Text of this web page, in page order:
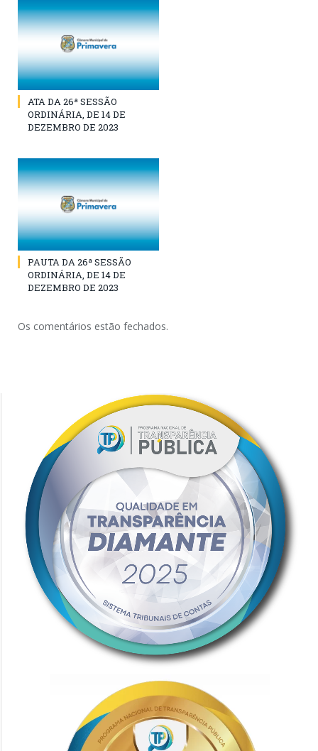
ATA DA 26ª SESSÃO
ORDINÁRIA, DE 14 DE
DEZEMBRO DE 2023
PAUTA DA 26ª SESSÃO
ORDINÁRIA, DE 14 DE
DEZEMBRO DE 2023
Os comentários estão fechados.